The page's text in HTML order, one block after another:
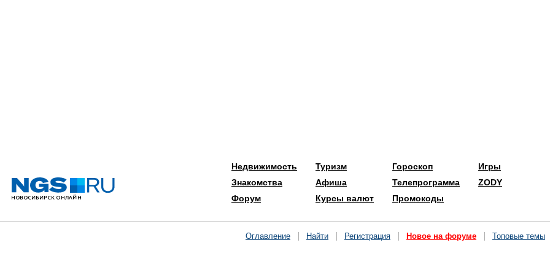
Недвижимость
Знакомства
Форум
Туризм
Афиша
Курсы валют
Гороскоп
Телепрограмма
Промокоды
Игры
ZODY
Оглавление Найти Регистрация Новое на форуме Топовые темы